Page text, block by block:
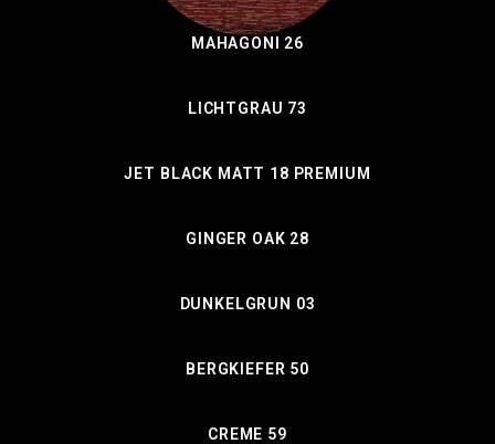
MAHAGONI 26
LICHTGRAU 73
JET BLACK MATT 18 PREMIUM
GINGER OAK 28
DUNKELGRUN 03
BERGKIEFER 50
CREME 59